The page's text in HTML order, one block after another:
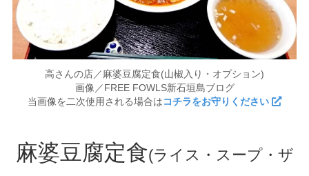
高さんの店／麻婆豆腐定食(山椒入り・オプション)
画像／FREE FOWLS新石垣島ブログ
当画像を二次使用される場合はコチラをお守りください
麻婆豆腐定食(ライス・スープ・ザ